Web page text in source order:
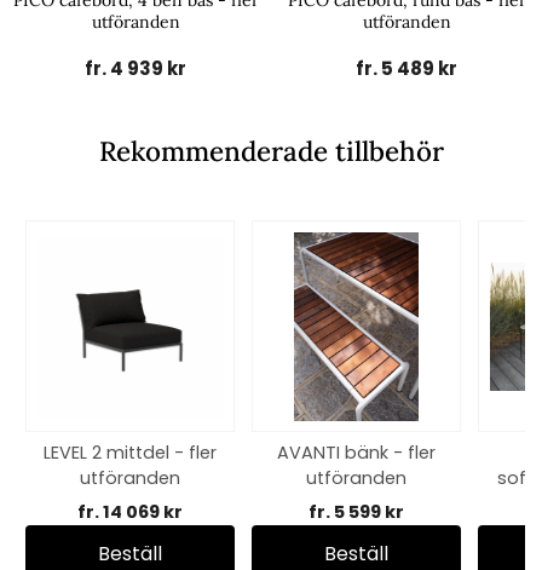
utföranden
fr. 4 939 kr
utföranden
fr. 5 489 kr
Rekommenderade tillbehör
LEVEL 2 mittdel - fler
utföranden
fr. 14 069 kr
Beställ
AVANTI bänk - fler
utföranden
fr. 5 599 kr
Beställ